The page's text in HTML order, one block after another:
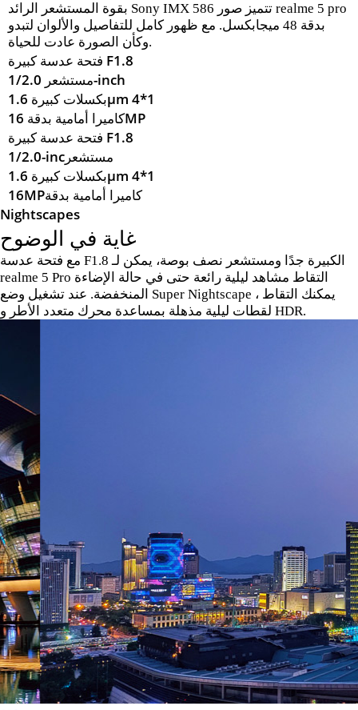
بقوة المستشعر الرائد Sony IMX 586 تتميز صور realme 5 pro
بدقة 48 ميجابكسل. مع ظهور كامل للتفاصيل والألوان لتبدو
وكأن الصورة عادت للحياة.
فتحة عدسة كبيرة F1.8
مستشعر 1/2.0-inch
بكسلات كبيرة 1.6μm 4*1
كاميرا أمامية بدقة 16MP
فتحة عدسة كبيرة F1.8
1/2.0-incمستشعر
بكسلات كبيرة 1.6μm 4*1
16MPكاميرا أمامية بدقة
Nightscapes
غاية في الوضوح
مع فتحة عدسة F1.8 الكبيرة جدًا ومستشعر نصف بوصة، يمكن لـ
realme 5 Pro التقاط مشاهد ليلية رائعة حتى في حالة الإضاءة
المنخفضة. عند تشغيل وضع Super Nightscape ، يمكنك التقاط
لقطات ليلية مذهلة بمساعدة محرك متعدد الأطر و HDR.